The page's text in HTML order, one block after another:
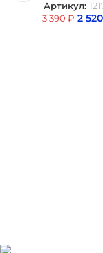
Артикул:
3 390₽ 2 520